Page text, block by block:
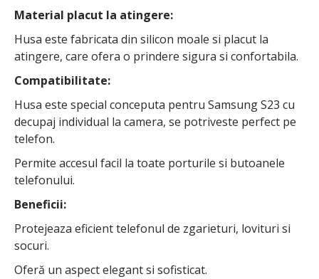
Material placut la atingere:
Husa este fabricata din silicon moale si placut la
atingere, care ofera o prindere sigura si confortabila.
Compatibilitate:
Husa este special conceputa pentru Samsung S23 cu
decupaj individual la camera, se potriveste perfect pe
telefon.
Permite accesul facil la toate porturile si butoanele
telefonului.
Beneficii:
Protejeaza eficient telefonul de zgarieturi, lovituri si
socuri.
Oferă un aspect elegant si sofisticat.